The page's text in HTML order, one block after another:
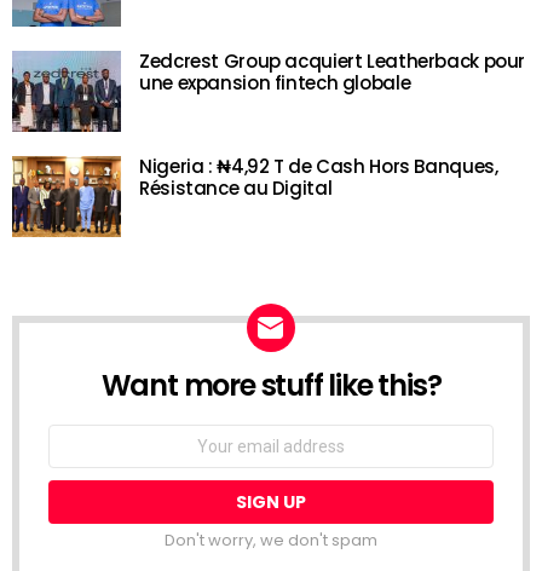
Zedcrest Group acquiert Leatherback pour
une expansion fintech globale
Nigeria : ₦4,92 T de Cash Hors Banques,
Résistance au Digital
NEWSLETTER
Want more stuff like this?
Email
Don't worry, we don't spam